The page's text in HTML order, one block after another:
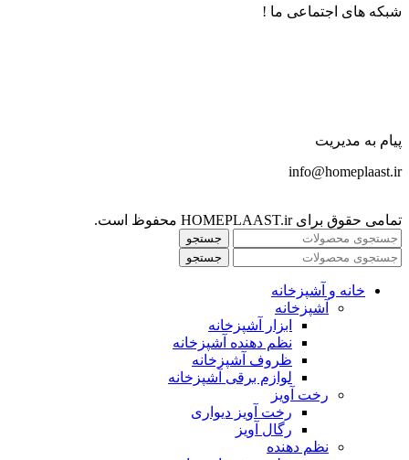
شبکه های اجتماعی ما !
پیام به مدیریت
info@homeplaast.ir
تمامی حقوق برای HOMEPLAAST.ir محفوظ است.
جستجو
جستجو
خانه و آشپزخانه
آشپزخانه
ابزار آشپزخانه
نظم دهنده آشپزخانه
ظروف آشپزخانه
لوازم برقی آشپزخانه
رخت آویز
رخت آویز دیواری
رگال آویز
نظم دهنده